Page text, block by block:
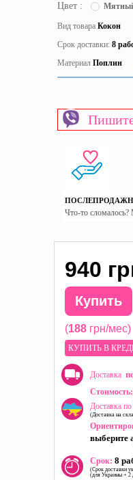
Цвет :
Вид товара Кокон
Срок доставки: 8
Материал Поплин
Страна производитель
Что-то
940
Купить
(188 грн/мес)
КУПИТЬ В
Доставка
Стоимость:
Доставка
(Доставка на
выберите
Срок: 8
(Срок доставки
(для Украины + 2